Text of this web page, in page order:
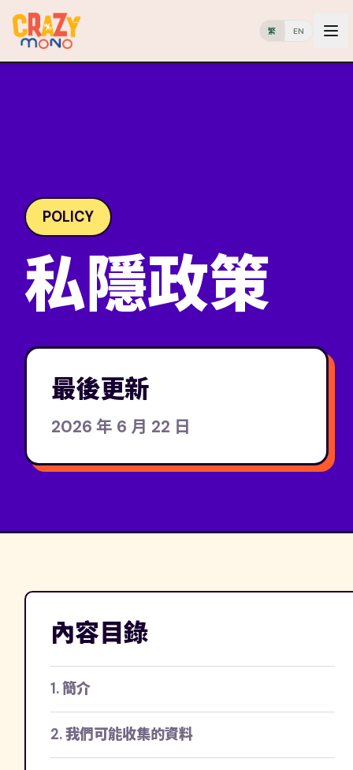
繁 EN
POLICY
私隱政策
最後更新
2026 年 6 月 22 日
內容目錄
1. 簡介
2. 我們可能收集的資料